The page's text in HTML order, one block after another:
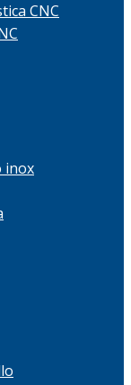
CNC
inox